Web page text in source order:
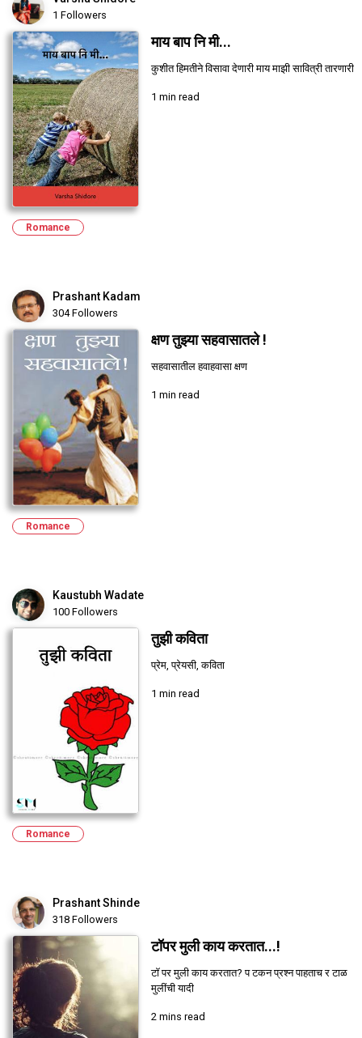
1 Followers
माय बाप नि मी...
कुशीत हिमतीने विसावा देणारी माय माझी सावित्री तारणारी
1 min read
Romance
Prashant Kadam
304 Followers
क्षण तुझ्या सहवासातले !
सहवासातील हवाहवासा क्षण
1 min read
Romance
Kaustubh Wadate
100 Followers
तुझी कविता
प्रेम, प्रेयसी, कविता
1 min read
Romance
Prashant Shinde
318 Followers
टॉपर मुली काय करतात...!
टॉ पर मुली काय करतात? प टकन प्रश्न पाहताच र टाळ
मुलींची यादी
2 mins read